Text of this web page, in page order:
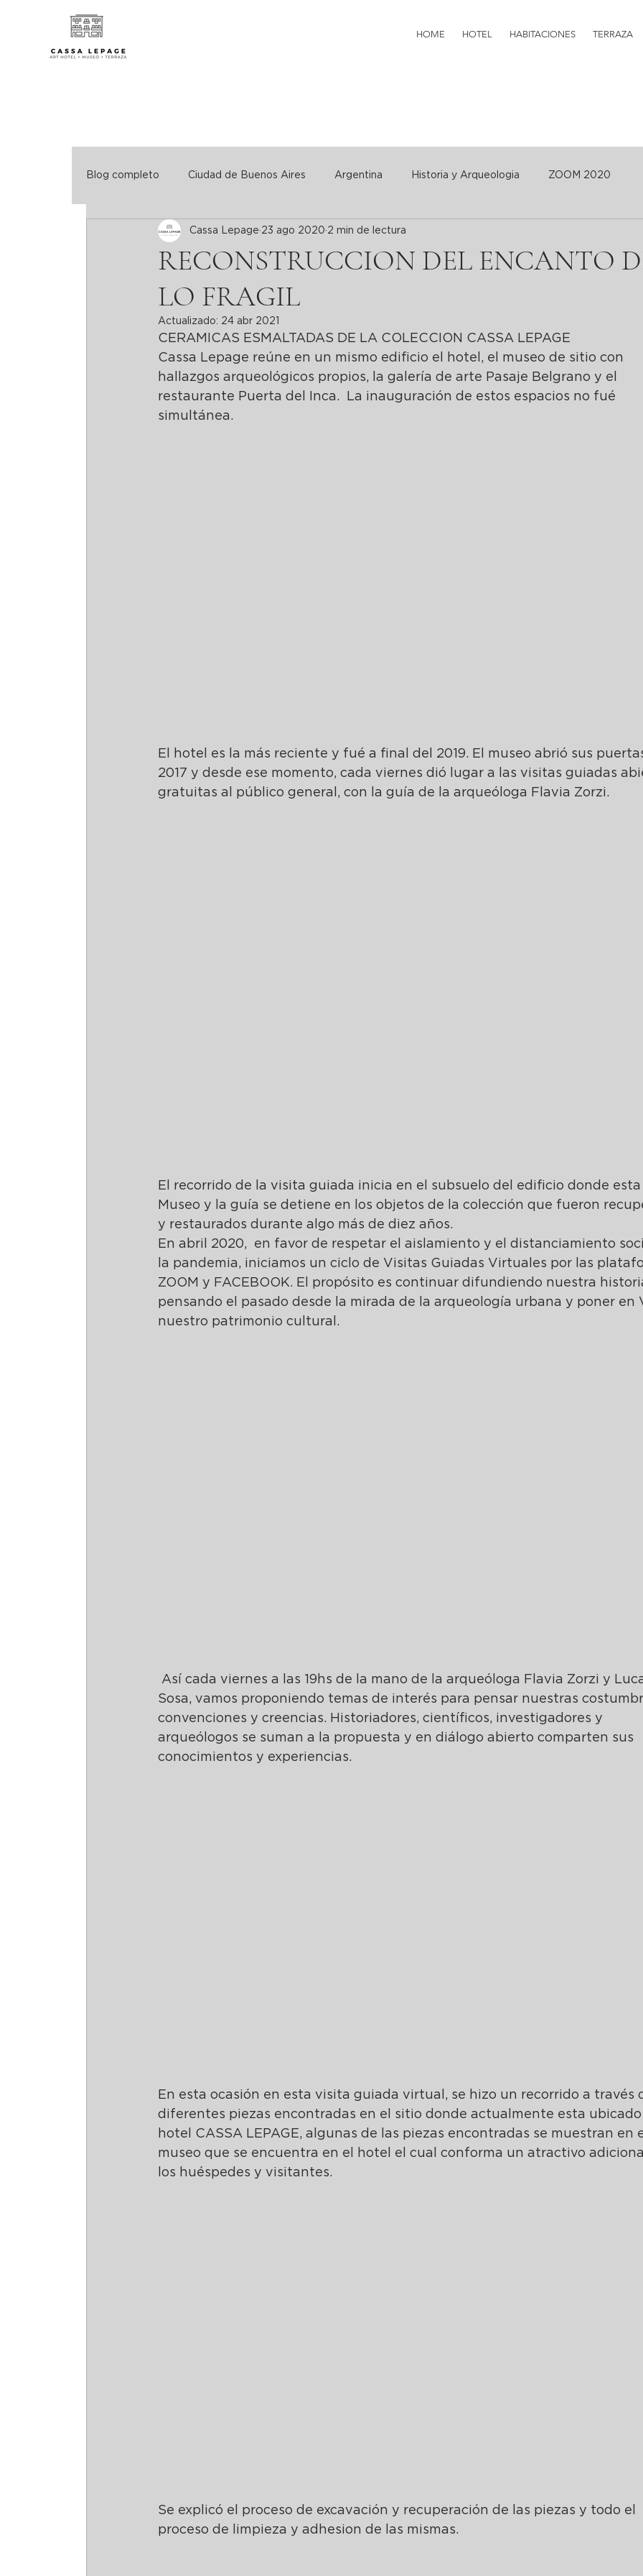
HOME HOTEL HABITACIONES TERRAZA
Blog completo Ciudad de Buenos Aires Argentina Historia y Arqueologia ZOOM 2020
Turismo Consciente. Hoteles verdes
RECONSTRUCCION DEL ENCANTO
LO FRAGIL
Cassa Lepage 23 ago 2020 2 min de lectura
Actualizado: 24 abr 2021
CERAMICAS ESMALTADAS DE LA COLECCION CASSA LEPAGE
Cassa Lepage reúne en un mismo edificio el hotel, el museo de sitio con
hallazgos arqueológicos propios, la galería de arte Pasaje Belgrano y el
restaurante Puerta del Inca.  La inauguración de estos espacios no fué
simultánea.
El hotel es la más reciente y fué a final del 2019. El museo abrió sus
2017 y desde ese momento, cada viernes dió lugar a las visitas guiadas
gratuitas al público general, con la guía de la arqueóloga Flavia Zorzi.
El recorrido de la visita guiada inicia en el subsuelo del edificio donde
Museo y la guía se detiene en los objetos de la colección que fueron
y restaurados durante algo más de diez años.
En abril 2020,  en favor de respetar el aislamiento y el distanciamiento
la pandemia, iniciamos un ciclo de Visitas Guiadas Virtuales por las
ZOOM y FACEBOOK. El propósito es continuar difundiendo nuestra
pensando el pasado desde la mirada de la arqueología urbana y poner en
nuestro patrimonio cultural.
Sosa, vamos proponiendo temas de interés para pensar nuestras
convenciones y creencias. Historiadores, científicos, investigadores y
arqueólogos se suman a la propuesta y en diálogo abierto comparten sus
conocimientos y experiencias.
En esta ocasión en esta visita guiada virtual, se hizo un recorrido a través
diferentes piezas encontradas en el sitio donde actualmente esta
hotel CASSA LEPAGE, algunas de las piezas encontradas se muestran en
museo que se encuentra en el hotel el cual conforma un atractivo
los huéspedes y visitantes.
Se explicó el proceso de excavación y recuperación de las piezas y todo el
proceso de limpieza y adhesion de las mismas.